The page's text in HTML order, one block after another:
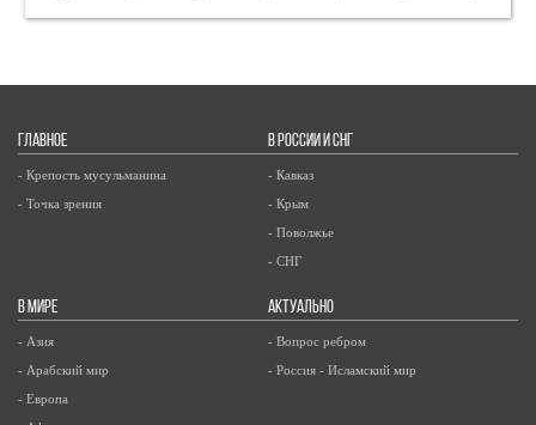
ГЛАВНОЕ
- Крепость мусульманина
- Точка зрения
В РОССИИ И СНГ
- Кавказ
- Крым
- Поволжье
- СНГ
В МИРЕ
- Азия
- Арабский мир
- Европа
АКТУАЛЬНО
- Вопрос ребром
- Россия - Исламский мир